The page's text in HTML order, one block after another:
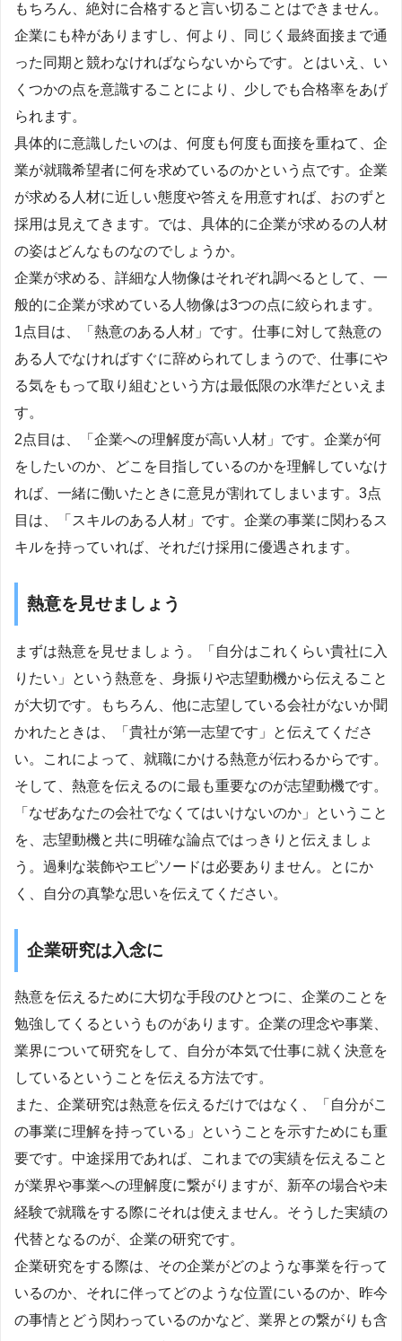
もちろん、絶対に合格すると言い切ることはできません。
企業にも枠がありますし、何より、同じく最終面接まで通
った同期と競わなければならないからです。とはいえ、い
くつかの点を意識することにより、少しでも合格率をあげ
られます。
具体的に意識したいのは、何度も何度も面接を重ねて、企
業が就職希望者に何を求めているのかという点です。企業
が求める人材に近しい態度や答えを用意すれば、おのずと
採用は見えてきます。では、具体的に企業が求めるの人材
の姿はどんなものなのでしょうか。
企業が求める、詳細な人物像はそれぞれ調べるとして、一
般的に企業が求めている人物像は3つの点に絞られます。
1点目は、「熱意のある人材」です。仕事に対して熱意の
ある人でなければすぐに辞められてしまうので、仕事にや
る気をもって取り組むという方は最低限の水準だといえま
す。
2点目は、「企業への理解度が高い人材」です。企業が何
をしたいのか、どこを目指しているのかを理解していなけ
れば、一緒に働いたときに意見が割れてしまいます。3点
目は、「スキルのある人材」です。企業の事業に関わるス
キルを持っていれば、それだけ採用に優遇されます。
熱意を見せましょう
まずは熱意を見せましょう。「自分はこれくらい貴社に入
りたい」という熱意を、身振りや志望動機から伝えること
が大切です。もちろん、他に志望している会社がないか聞
かれたときは、「貴社が第一志望です」と伝えてくださ
い。これによって、就職にかける熱意が伝わるからです。
そして、熱意を伝えるのに最も重要なのが志望動機です。
「なぜあなたの会社でなくてはいけないのか」ということ
を、志望動機と共に明確な論点ではっきりと伝えましょ
う。過剰な装飾やエピソードは必要ありません。とにか
く、自分の真摯な思いを伝えてください。
企業研究は入念に
熱意を伝えるために大切な手段のひとつに、企業のことを
勉強してくるというものがあります。企業の理念や事業、
業界について研究をして、自分が本気で仕事に就く決意を
しているということを伝える方法です。
また、企業研究は熱意を伝えるだけではなく、「自分がこ
の事業に理解を持っている」ということを示すためにも重
要です。中途採用であれば、これまでの実績を伝えること
が業界や事業への理解度に繋がりますが、新卒の場合や未
経験で就職をする際にそれは使えません。そうした実績の
代替となるのが、企業の研究です。
企業研究をする際は、その企業がどのような事業を行って
いるのか、それに伴ってどのような位置にいるのか、昨今
の事情とどう関わっているのかなど、業界との繋がりも含